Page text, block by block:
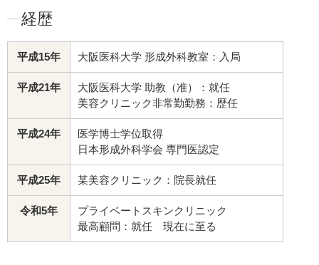
経歴
平成15年 大阪医科大学 形成外科教室：入局
平成21年
大阪医科大学 助教（准）：就任
美容クリニック非常勤勤務：歴任
平成24年
医学博士学位取得
日本形成外科学会 専門医認定
平成25年 某美容クリニック：院長就任
令和5年
プライベートスキンクリニック
最高顧問：就任 現在に至る